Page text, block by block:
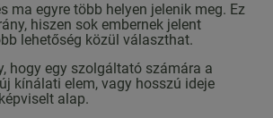
ma egyre több helyen jelenik meg. Ez
hiszen sok embernek jelent
lehetőség közül választhat.
hogy egy szolgáltató számára a
kínálati elem, vagy hosszú ideje
alap.